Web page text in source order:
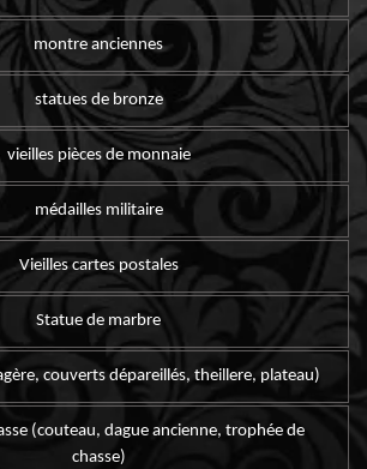
montre anciennes
statues de bronze
vieilles pièces de monnaie
médailles militaire
Vieilles cartes postales
Statue de marbre
couverts dépareillés, theillere, plateau)
(couteau, dague ancienne, trophée de
chasse)